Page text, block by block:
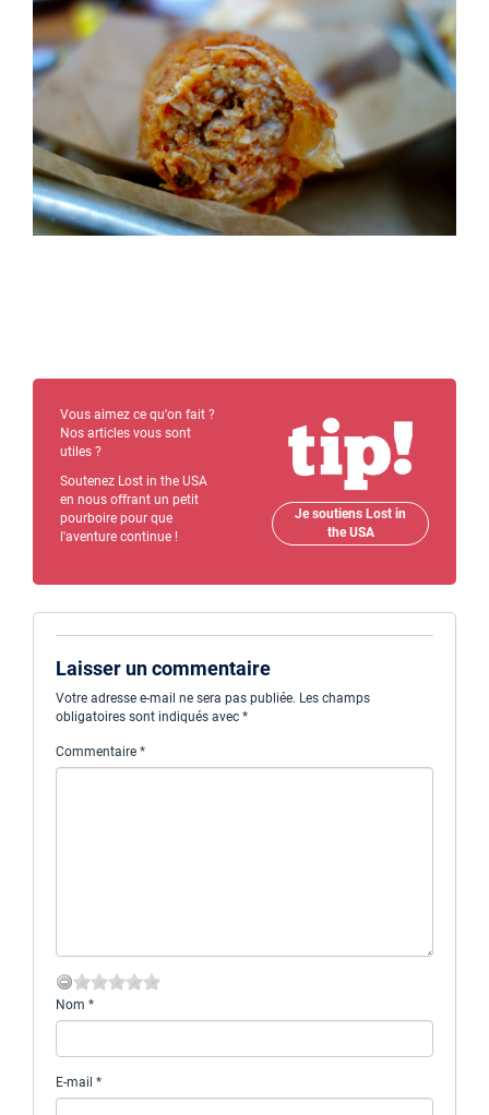
Vous aimez ce qu'on fait ?
Nos articles vous sont
utiles ?
Soutenez Lost in the USA
en nous offrant un petit
pourboire pour que
l'aventure continue !
Je soutiens Lost in
the USA
Laisser un commentaire
Votre adresse e-mail ne sera pas publiée. Les champs
obligatoires sont indiqués avec *
Commentaire *
Nom *
E-mail *